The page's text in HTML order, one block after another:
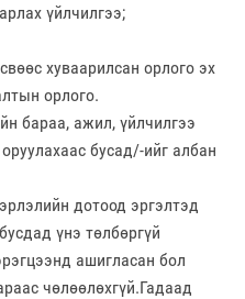
үйлчилгээ;
хуваарилсан орлого эх
орлого.
бараа, ажил, үйлчилгээ
бусад/-ийг албан
дотоод эргэлтэд
үнэ төлбөргүй
ашигласан бол
чөлөөлөхгүй.Гадаад